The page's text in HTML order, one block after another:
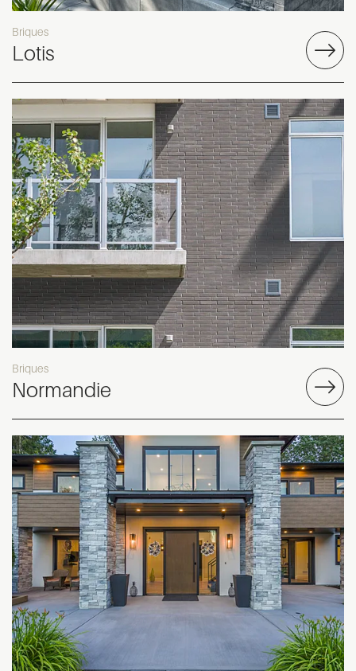
Briques
Lotis
Briques
Normandie